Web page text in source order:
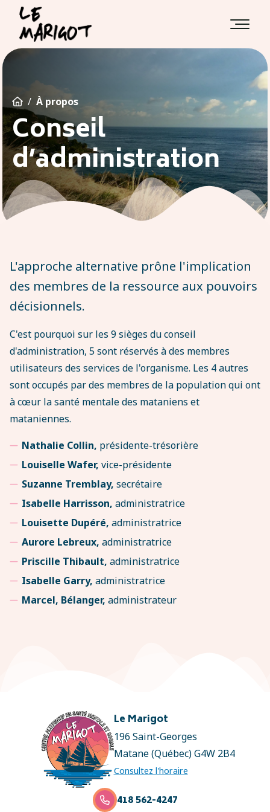
 / À propos
Conseil
d’administration
L'approche alternative prône l'implication
des membres de la ressource aux pouvoirs
décisionnels.
C'est pourquoi sur les 9 sièges du conseil
d'administration, 5 sont réservés à des membres
utilisateurs des services de l'organisme. Les 4 autres
sont occupés par des membres de la population qui ont
à cœur la santé mentale des mataniens et
mataniennes.
Nathalie Collin, présidente-trésorière
Louiselle Wafer, vice-présidente
Suzanne Tremblay, secrétaire
Isabelle Harrisson, administratrice
Louisette Dupéré, administratrice
Aurore Lebreux, administratrice
Priscille Thibault, administratrice
Isabelle Garry, administratrice
Marcel, Bélanger, administrateur
Le Marigot
196 Saint-Georges
Matane (Québec) G4W 2B4
Consultez l'horaire
 418 562-4247